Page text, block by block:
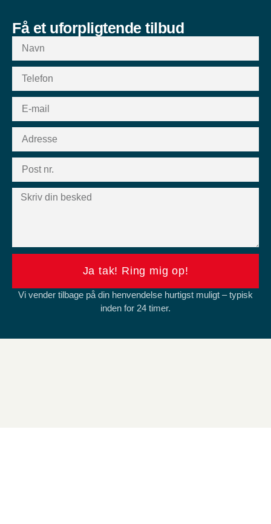
Få et uforpligtende tilbud
Ja tak! Ring mig op!
Vi vender tilbage på din henvendelse hurtigst muligt – typisk
inden for 24 timer.